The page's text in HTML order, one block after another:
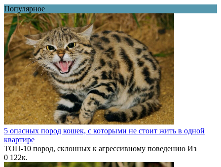
Популярное
5 опасных пород кошек, с которыми не стоит жить в одной
квартире
ТОП-10 пород, склонных к агрессивному поведению Из
0 122к.